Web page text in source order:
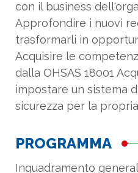
sicurezza per la
PROGRAMMA
Inquadramento
della norma
La centralità del
I processi aziendali
business sostenibile
Esame di Casi pratici e